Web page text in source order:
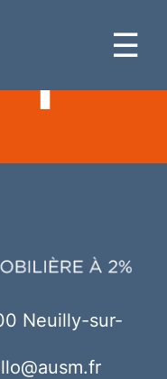
☰
Neuilly-sur-